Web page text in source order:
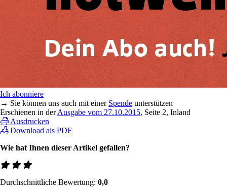
Ich abonniere
→ Sie können uns auch mit einer Spende unterstützen
Erschienen in derAusgabe vom 27.10.2015, Seite 2, Inland
Ausdrucken
Download als PDF
Wie hat Ihnen dieser Artikel gefallen?
Durchschnittliche Bewertung: 0,0